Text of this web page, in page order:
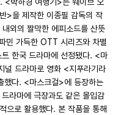
>을 제작한 이종필 감독의 작
외의 짤막한 에피소드를 산뜻
민 가득한 OTT 시리즈와 차별
한국 드라마에 선정됐다. <마
드라마로 영화 <지푸라기라
했다. <마스크걸>에 등장하는
라마에 극장과도 같은 몰입감
으로 활용했다. 본 작품을 통해